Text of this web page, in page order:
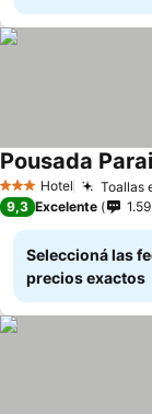
3 Estrellas
Hotel Toallas
Pousada
9,3 Excelente
Seleccioná las
precios exactos